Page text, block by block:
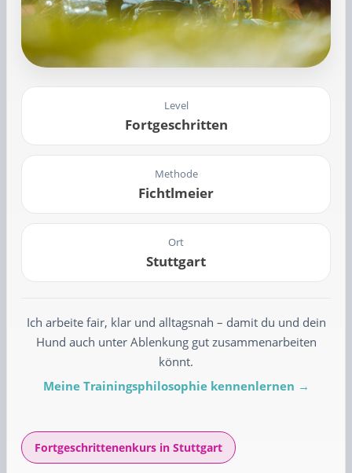
Level
Fortgeschritten
Methode
Fichtlmeier
Ort
Stuttgart
Ich arbeite fair, klar und alltagsnah – damit du und dein
Hund auch unter Ablenkung gut zusammenarbeiten
könnt.
Meine Trainingsphilosophie kennenlernen →
Fortgeschrittenenkurs in Stuttgart